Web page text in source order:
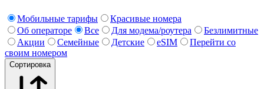
Мобильные тарифы
Красивые номера
Об операторе
Все Для модема/роутера
Безлимитные
Акции
Семейные Детские eSIM
Перейти со
своим номером
Сортировка